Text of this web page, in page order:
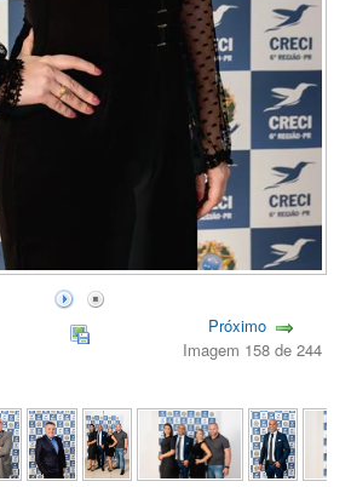
Próximo
Imagem 158 de 244